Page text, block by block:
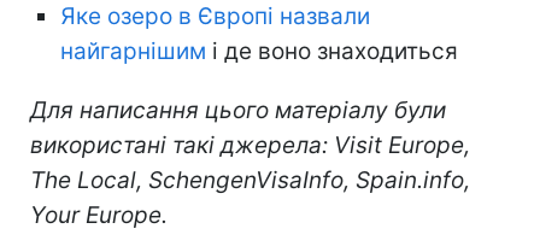
Яке озеро в Європі назвали
найгарнішим і де воно знаходиться
Для написання цього матеріалу були
використані такі джерела: Visit Europe,
The Local, SchengenVisaInfo, Spain.info,
Your Europe.